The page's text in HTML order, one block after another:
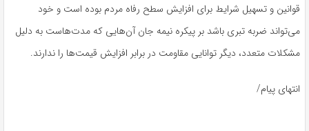
قوانین و تسهیل شرایط برای افزایش سطح رفاه مردم بوده است و خود
می‌تواند ضربه تبری باشد بر پیکره نیمه جان آن‌هایی که مدت‌هاست به دلیل
مشکلات متعدد، دیگر توانایی مقاومت در برابر افزایش قیمت‌ها را ندارند.
انتهای پیام/